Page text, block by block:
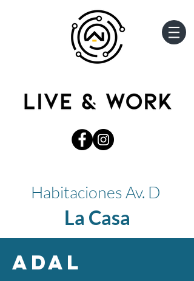
Habitaciones Av. D
La Casa
ADAL